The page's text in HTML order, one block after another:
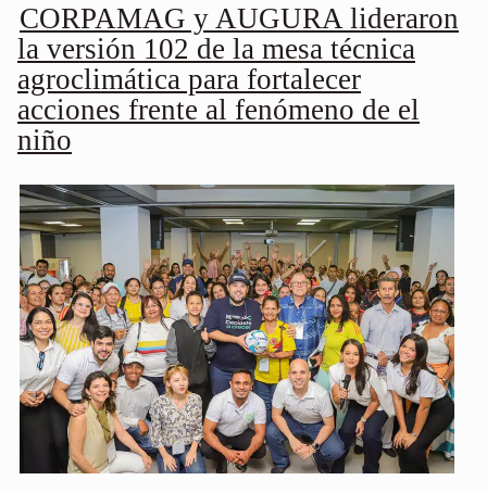
CORPAMAG y AUGURA lideraron
la versión 102 de la mesa técnica
agroclimática para fortalecer
acciones frente al fenómeno de el
niño